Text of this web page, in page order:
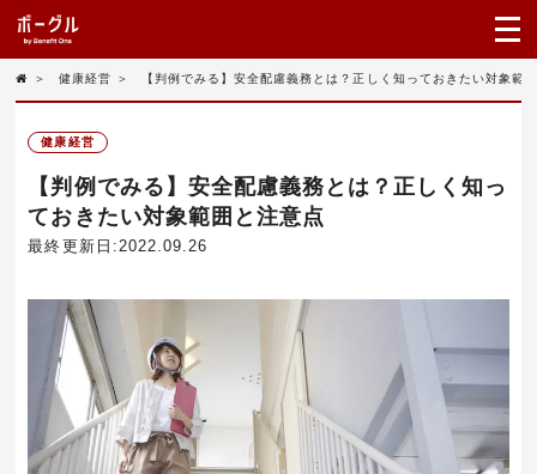
＞ 健康経営 ＞ 【判例でみる】安全配慮義務とは？正しく知っておきたい対象範
健康経営
【判例でみる】安全配慮義務とは？正しく知っ
ておきたい対象範囲と注意点
最終更新日:2022.09.26